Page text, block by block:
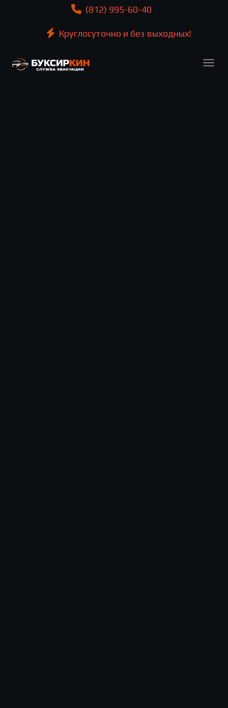
(812) 995-60-40
Круглосуточно и без выходных!